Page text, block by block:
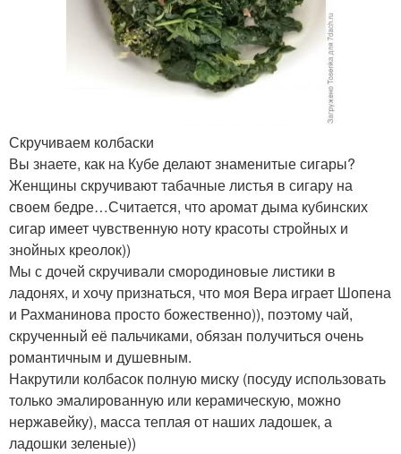
Скручиваем колбаски
Вы знаете, как на Кубе делают знаменитые сигары?
Женщины скручивают табачные листья в сигару на
своем бедре…Считается, что аромат дыма кубинских
сигар имеет чувственную ноту красоты стройных и
знойных креолок))
Мы с дочей скручивали смородиновые листики в
ладонях, и хочу признаться, что моя Вера играет Шопена
и Рахманинова просто божественно)), поэтому чай,
скрученный её пальчиками, обязан получиться очень
романтичным и душевным.
Накрутили колбасок полную миску (посуду использовать
только эмалированную или керамическую, можно
нержавейку), масса теплая от наших ладошек, а
ладошки зеленые))